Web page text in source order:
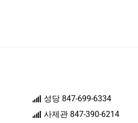
성당 847-699-6334
사제관 847-390-6214